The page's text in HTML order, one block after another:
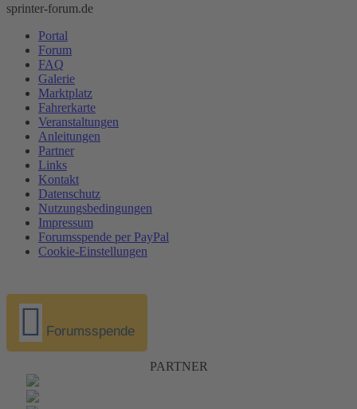
sprinter-forum.de
Portal
Forum
FAQ
Galerie
Marktplatz
Fahrerkarte
Veranstaltungen
Anleitungen
Partner
Links
Kontakt
Datenschutz
Nutzungsbedingungen
Impressum
Forumsspende per PayPal
Cookie-Einstellungen
Forumsspende
PARTNER